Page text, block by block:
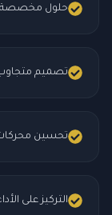
حلول مخصصة
تصميم
تحسين
التركيز على